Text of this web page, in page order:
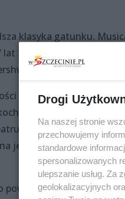
klasyka gatunku.
lat 20. i 30. Ciekawa
to przepis na hit,
bogatego chłopaka z
taniec, śpiew i
Brzmi banalnie,
jest pełnokrwistymi
powoduje, że śmiało już
Drogi
Na naszej stronie
przechowujemy
standardowe
spersonalizowanych
ulepszanie usług. Za
geolokalizacyjnych